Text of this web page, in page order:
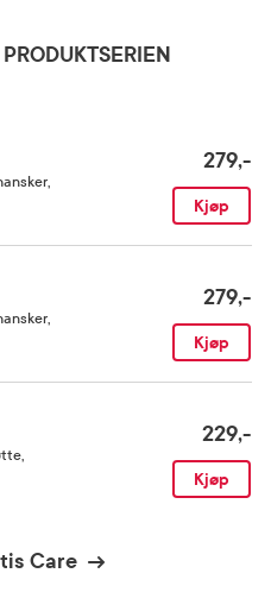
279,-
Kjøp
279,-
Kjøp
229,-
Kjøp
Care